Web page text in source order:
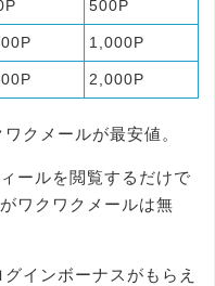
500P
1,000P
2,000P
クメールが最安値。
ールを閲覧するだけで
ワクワクメールは無
インボーナスがもらえ